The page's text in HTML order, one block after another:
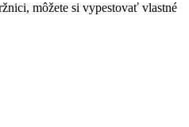
môžete si vypestovať vlastné